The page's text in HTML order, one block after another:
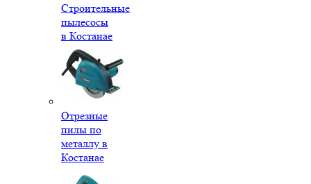
Строительные
пылесосы
в Костанае
Отрезные
пилы по
металлу в
Костанае